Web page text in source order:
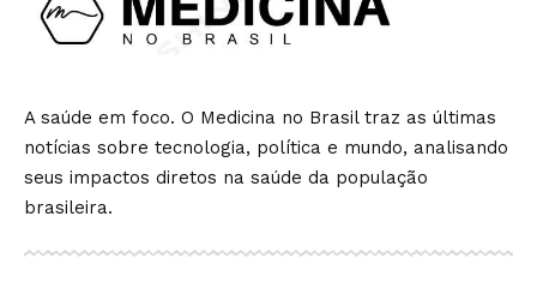
A saúde em foco. O Medicina no Brasil traz as últimas
notícias sobre tecnologia, política e mundo, analisando
seus impactos diretos na saúde da população
brasileira.